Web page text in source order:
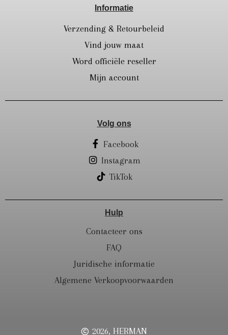
Informatie
Verzending & Retourbeleid
Vind jouw maat
Word officiële reseller
Mijn account
Volg ons
Facebook
Instagram
TikTok
Hulp
Contacteer ons
FAQ
Juridische informatie
Algemene Verkoopvoorwaarden
2026, HERMAN